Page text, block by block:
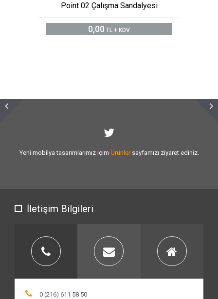
Point 02 Çalışma Sandalyesi
0,00 TL + KDV
Sizlere vermiş olduğumuzhizmet kalitesiniartırmak için var gücümüzle
İletişim Bilgileri